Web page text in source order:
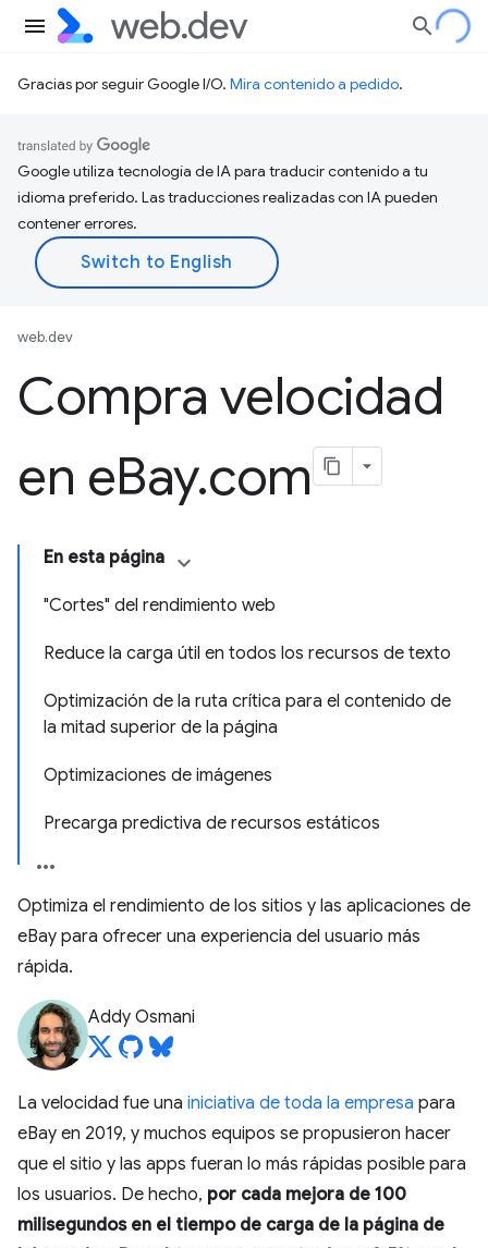
Gracias por seguir Google I/O. Mira contenido a pedido.
Google utiliza tecnología de IA para traducir contenido a tu
idioma preferido. Las traducciones realizadas con IA pueden
contener errores.
web.dev
Compra velocidad
en eBay.com
En esta página
"Cortes" del rendimiento web
Reduce la carga útil en todos los recursos de texto
Optimización de la ruta crítica para el contenido de
la mitad superior de la página
Optimizaciones de imágenes
Precarga predictiva de recursos estáticos
Optimiza el rendimiento de los sitios y las aplicaciones de
eBay para ofrecer una experiencia del usuario más
rápida.
Addy Osmani
La velocidad fue una iniciativa de toda la empresa para
eBay en 2019, y muchos equipos se propusieron hacer
que el sitio y las apps fueran lo más rápidas posible para
los usuarios. De hecho, por cada mejora de 100
milisegundos en el tiempo de carga de la página de